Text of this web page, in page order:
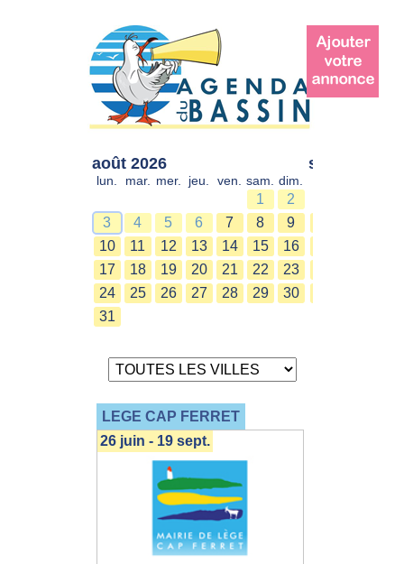
août 2026
lun. mar. mer. jeu. ven. sam. dim.
1
2
3
4 5 6 7 8
9
10
11 12 13 14 15
16
17
18 19 20 21 22
23
24
25 26 27 28 29
30
31
sept. 2026
LEGE CAP FERRET
26 juin - 19 sept.